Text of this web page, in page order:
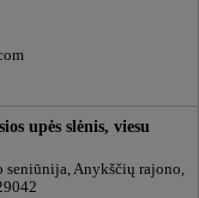
upės slėnis, viesu
Anykščių rajono,